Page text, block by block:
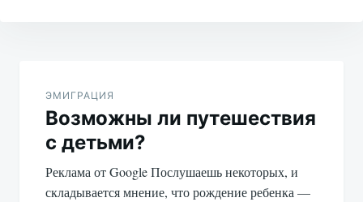
записям
ЭМИГРАЦИЯ
Возможны ли путешествия
с детьми?
Реклама от Google Послушаешь некоторых, и
складывается мнение, что рождение ребенка —